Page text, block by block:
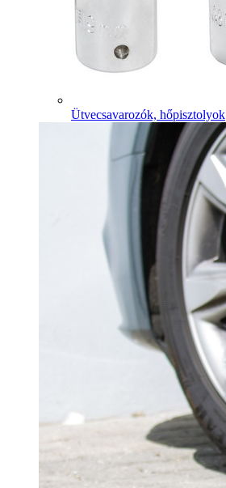
Ütvecsavarozók, hőpisztolyok